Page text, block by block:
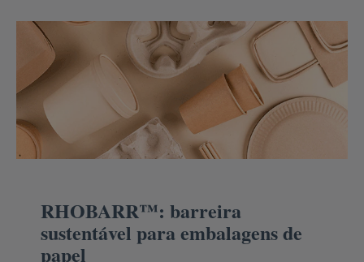
RHOBARR™: barreira
sustentável para embalagens de
papel